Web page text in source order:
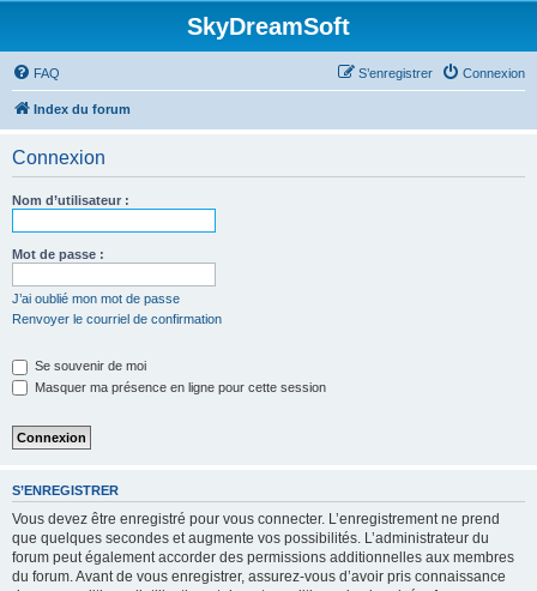
SkyDreamSoft
FAQ Connexion
S’enregistrer
Index du forum
Connexion
Nom d’utilisateur :
Mot de passe :
J’ai oublié mon mot de passe
Renvoyer le courriel de confirmation
Se souvenir de moi
Masquer ma présence en ligne pour cette session
S’ENREGISTRER
Vous devez être enregistré pour vous connecter. L’enregistrement ne prend
que quelques secondes et augmente vos possibilités. L’administrateur du
forum peut également accorder des permissions additionnelles aux membres
du forum. Avant de vous enregistrer, assurez-vous d’avoir pris connaissance